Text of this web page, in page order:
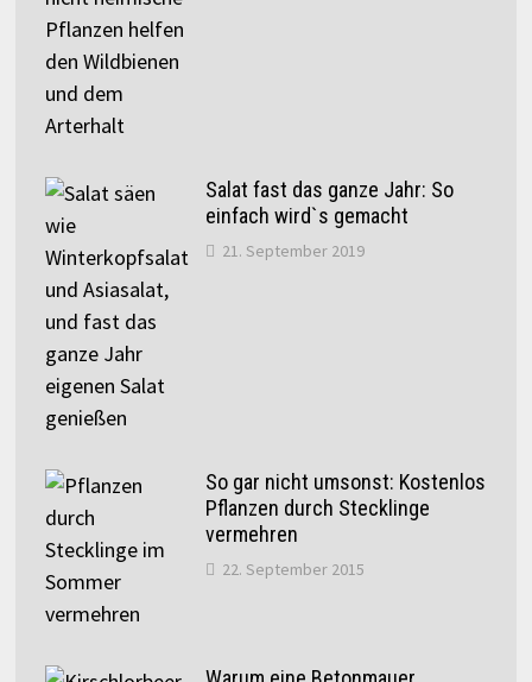
Salat fast das ganze Jahr: So
einfach wird`s gemacht
21. September 2019
So gar nicht umsonst: Kostenlos
Pflanzen durch Stecklinge
vermehren
22. September 2015